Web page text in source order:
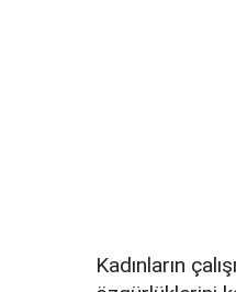
Kadınların